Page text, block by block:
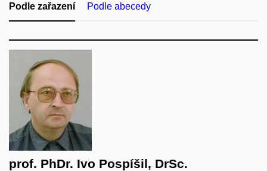
Podle zařazení Podle abecedy
prof. PhDr. Ivo Pospíšil, DrSc.